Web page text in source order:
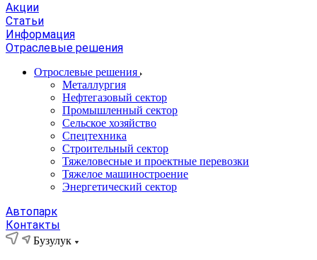
Акции
Статьи
Информация
Отраслевые решения
Отрослевые решения
Металлургия
Нефтегазовый сектор
Промышленный сектор
Сельское хозяйство
Спецтехника
Строительный сектор
Тяжеловесные и проектные перевозки
Тяжелое машиностроение
Энергетический сектор
Автопарк
Контакты
Бузулук